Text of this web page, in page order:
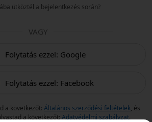
ütköztél a bejelentkezés során?
VAGY
Folytatás ezzel: Google
Folytatás ezzel: Facebook
a következőt: Általános szerződési feltételek, és
a következőt: Adatvédelmi szabályzat.